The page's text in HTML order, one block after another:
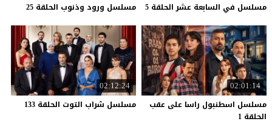
مسلسل في السابعة عشر الحلقة 5 مسلسل ورود وذنوب الحلقة 25
02:01:14
مسلسل اسطنبول راسا على عقب
الحلقة 1
02:12:24
مسلسل شراب التوت الحلقة 133